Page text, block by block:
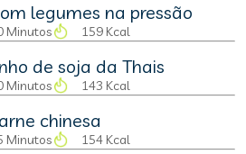
legumes na pressão
Minutos 159 Kcal
de soja da Thais
Minutos 143 Kcal
chinesa
Minutos 154 Kcal